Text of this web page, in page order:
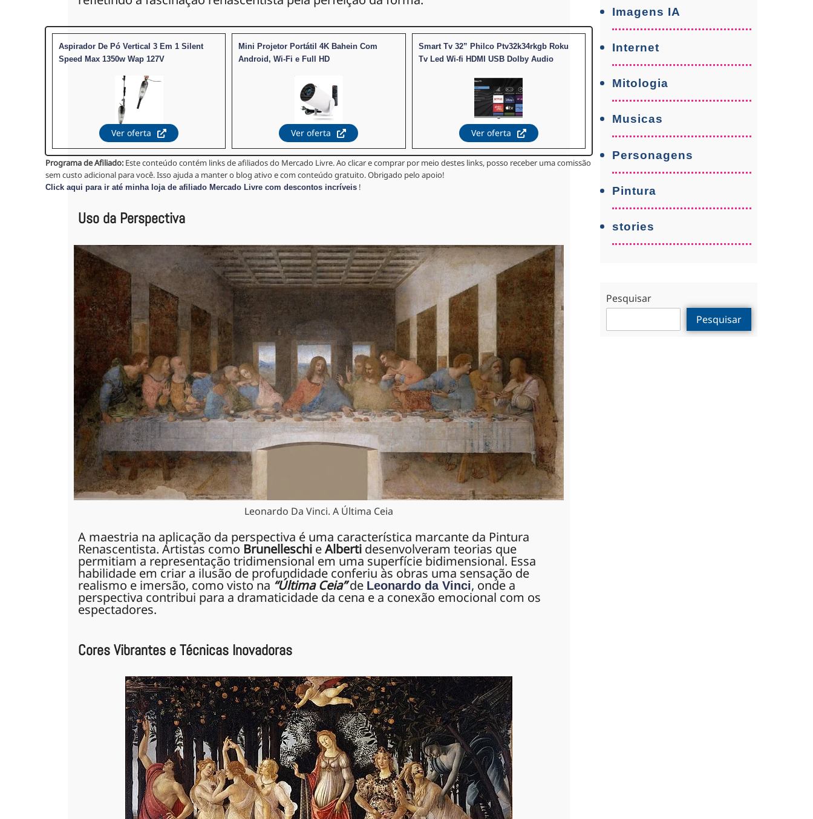
Aspirador De Pó Vertical 3 Em 1 Silent
Speed Max 1350w Wap 127V
Ver oferta
Mini Projetor Portátil 4K Bahein Com
Android, Wi-Fi e Full HD
Ver oferta
Smart Tv 32” Philco Ptv32k34rkgb Roku
Tv Led Wi-fi HDMI USB Dolby Audio
Ver oferta
Programa de Afiliado: Este conteúdo contém links de afiliados do Mercado Livre. Ao clicar e comprar por meio destes links, posso receber uma comissão
sem custo adicional para você. Isso ajuda a manter o blog ativo e com conteúdo gratuito. Obrigado pelo apoio!
Click aqui para ir até minha loja de afiliado Mercado Livre com descontos incríveis !
Uso da Perspectiva
Leonardo Da Vinci. A Última Ceia
A maestria na aplicação da perspectiva é uma característica marcante da Pintura
Renascentista. Artistas como Brunelleschi eAlberti desenvolveram teorias que
permitiam a representação tridimensional em uma superfície bidimensional. Essa
habilidade em criar a ilusão de profundidade conferiu às obras uma sensação de
realismo e imersão, como visto na “Última Ceia”de Leonardo da Vinci, onde a
perspectiva contribui para a dramaticidade da cena e a conexão emocional com os
espectadores.
Cores Vibrantes e Técnicas Inovadoras
Imagens IA
Internet
Mitologia
Musicas
Personagens
Pintura
stories
Pesquisar
Pesquisar